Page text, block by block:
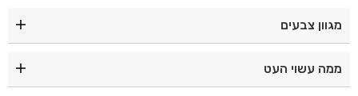
מגוון צבעים
ממה עשוי העט